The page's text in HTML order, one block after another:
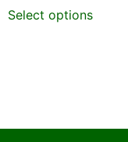
Select options